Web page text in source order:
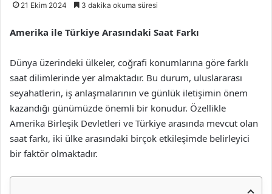
21 Ekim 2024 3 dakika okuma süresi
Amerika ile Türkiye Arasındaki Saat Farkı
Dünya üzerindeki ülkeler, coğrafi konumlarına göre farklı
saat dilimlerinde yer almaktadır. Bu durum, uluslararası
seyahatlerin, iş anlaşmalarının ve günlük iletişimin önem
kazandığı günümüzde önemli bir konudur. Özellikle
Amerika Birleşik Devletleri ve Türkiye arasında mevcut olan
saat farkı, iki ülke arasındaki birçok etkileşimde belirleyici
bir faktör olmaktadır.